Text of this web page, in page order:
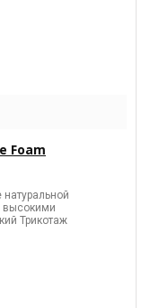
Foam
высокими
Трикотаж